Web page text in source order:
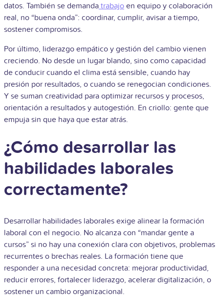
datos. También se demanda trabajo en equipo y colaboración
real, no “buena onda”: coordinar, cumplir, avisar a tiempo,
sostener compromisos.
Por último, liderazgo empático y gestión del cambio vienen
creciendo. No desde un lugar blando, sino como capacidad
de conducir cuando el clima está sensible, cuando hay
presión por resultados, o cuando se renegocian condiciones.
Y se suman creatividad para optimizar recursos y procesos,
orientación a resultados y autogestión. En criollo: gente que
empuja sin que haya que estar atrás.
¿Cómo desarrollar las
habilidades laborales
correctamente?
Desarrollar habilidades laborales exige alinear la formación
laboral con el negocio. No alcanza con “mandar gente a
cursos” si no hay una conexión clara con objetivos, problemas
recurrentes o brechas reales. La formación tiene que
responder a una necesidad concreta: mejorar productividad,
reducir errores, fortalecer liderazgo, acelerar digitalización, o
sostener un cambio organizacional.